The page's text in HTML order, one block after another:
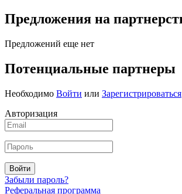
Предложения на
Предложений еще нет
Потенциальные партнеры
Необходимо Войти или Зарегистрироваться
Авторизация
Войти
Забыли пароль?
Реферальная программа